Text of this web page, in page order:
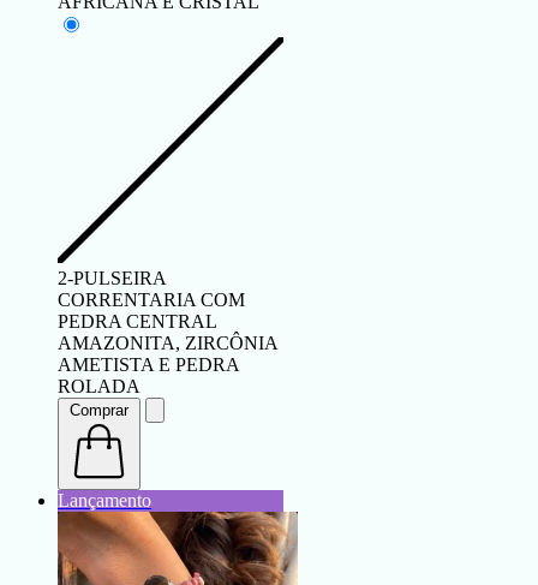
2-PULSEIRA
CORRENTARIA COM
PEDRA CENTRAL
AMAZONITA, ZIRCÔNIA
AMETISTA E PEDRA
ROLADA
Comprar